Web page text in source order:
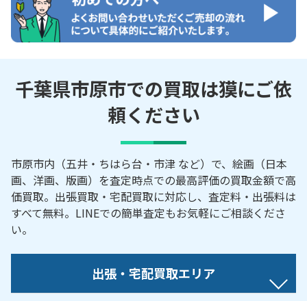
千葉県市原市での買取は獏にご依
頼ください
市原市内（五井・ちはら台・市津 など）で、絵画（日本
画、洋画、版画）を査定時点での最高評価の買取金額で高
価買取。出張買取・宅配買取に対応し、査定料・出張料は
すべて無料。LINEでの簡単査定もお気軽にご相談くださ
い。
出張・宅配買取エリア